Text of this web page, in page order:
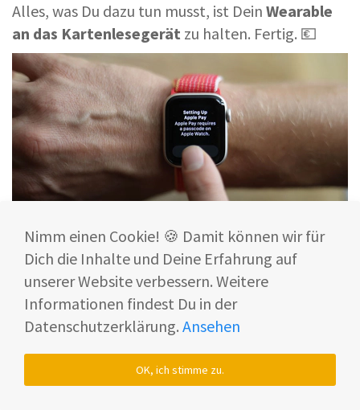
Alles, was Du dazu tun musst, ist Dein Wearable
an das Kartenlesegerät zu halten. Fertig. 💶
Immer dabei: Dein Siri Sprachassistent
Mit Deiner Apple Watch SE hast Du
Sprachassistenten Siriab jetzt immer mit dabei!
Ein einfaches “Hey Siri” genügt und Du kannst
Nimm einen Cookie! 🍪 Damit können wir für
Dich die Inhalte und Deine Erfahrung auf
unserer Website verbessern. Weitere
Informationen findest Du in der
Datenschutzerklärung. Ansehen
OK, ich stimme zu.